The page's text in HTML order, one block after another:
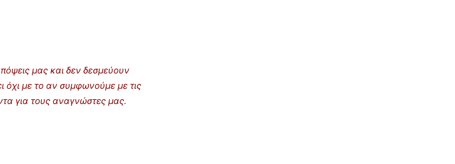
μας και δεν δεσμεύουν
όχι με το αν συμφωνούμε με τις
για τους αναγνώστες μας.